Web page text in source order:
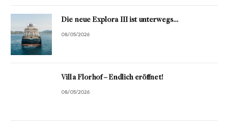
Die neue Explora III ist unterwegs…
08/05/2026
Villa Florhof – Endlich eröffnet!
08/05/2026